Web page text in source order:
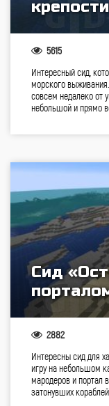
5615
Интересный сид,
морского
совсем недалеко от
небольшой и прямо
Сид
2882
Интересны сид для
игру на небольшом
мародеров и портал
затонувших